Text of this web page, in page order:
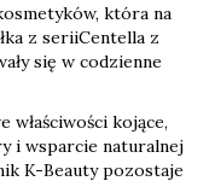
która na
z seriiCentella z
się w codzienne
kojące,
i wsparcie naturalnej
K-Beauty pozostaje